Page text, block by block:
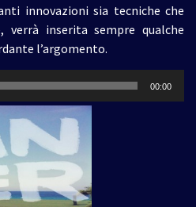
innovazioni sia tecniche che
verrà inserita sempre qualche
l’argomento.
00:00